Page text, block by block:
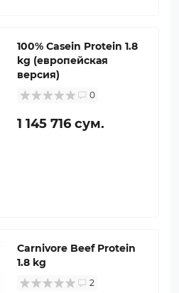
100% Casein Protein 1.8
kg (европейская
версия)
0
1 145 716 сум.
Carnivore Beef Protein
1.8 kg
2